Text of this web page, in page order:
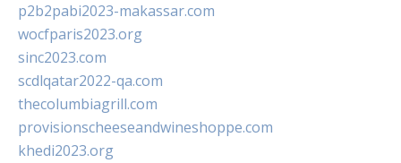
p2b2pabi2023-makassar.com
wocfparis2023.org
sinc2023.com
scdlqatar2022-qa.com
thecolumbiagrill.com
provisionscheeseandwineshoppe.com
khedi2023.org